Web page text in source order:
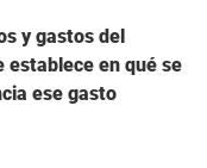
y gastos del
establece en qué se
ese gasto